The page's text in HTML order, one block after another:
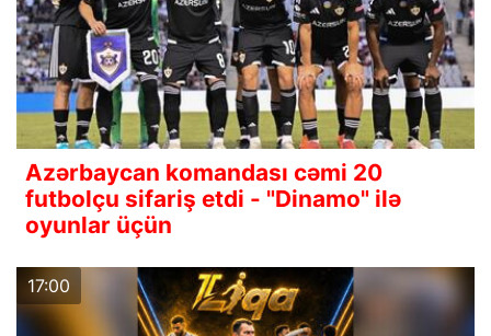
Azərbaycan komandası cəmi 20
futbolçu sifariş etdi - "Dinamo" ilə
oyunlar üçün
17:00